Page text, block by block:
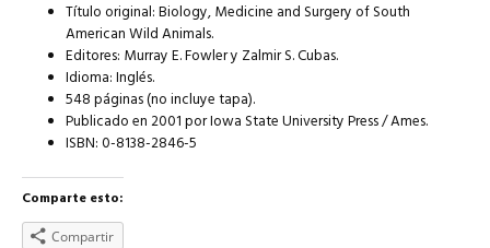
Título original: Biology, Medicine and Surgery of South
American Wild Animals.
Editores: Murray E. Fowler y Zalmir S. Cubas.
Idioma: Inglés.
548 páginas (no incluye tapa).
Publicado en 2001 por Iowa State University Press / Ames.
ISBN: 0-8138-2846-5
Comparte esto:
Compartir